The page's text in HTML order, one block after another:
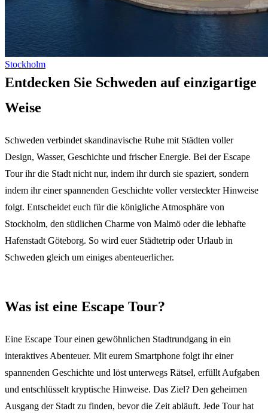
Stockholm
Entdecken Sie Schweden auf einzigartige
Weise
Schweden verbindet skandinavische Ruhe mit Städten voller
Design, Wasser, Geschichte und frischer Energie. Bei der Escape
Tour ihr die Stadt nicht nur, indem ihr durch sie spaziert, sondern
indem ihr einer spannenden Geschichte voller versteckter Hinweise
folgt. Entscheidet euch für die königliche Atmosphäre von
Stockholm, den südlichen Charme von Malmö oder die lebhafte
Hafenstadt Göteborg. So wird euer Städtetrip oder Urlaub in
Schweden gleich um einiges abenteuerlicher.
Was ist eine Escape Tour?
Eine Escape Tour einen gewöhnlichen Stadtrundgang in ein
interaktives Abenteuer. Mit eurem Smartphone folgt ihr einer
spannenden Geschichte und löst unterwegs Rätsel, erfüllt Aufgaben
und entschlüsselt kryptische Hinweise. Das Ziel? Den geheimen
Ausgang der Stadt zu finden, bevor die Zeit abläuft. Jede Tour hat